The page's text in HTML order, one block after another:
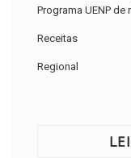
Programa UENP de
Receitas
Regional